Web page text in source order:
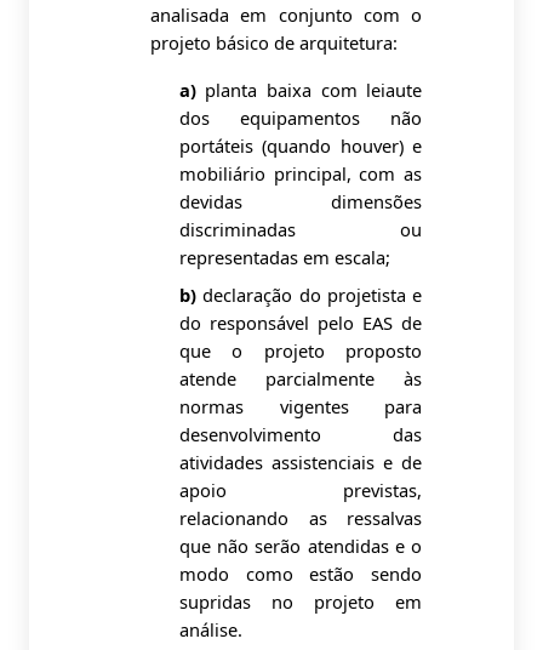
analisada em conjunto com o
projeto básico de arquitetura:
a)planta baixa com leiaute
dos equipamentos não
portáteis (quando houver) e
mobiliário principal, com as
devidas dimensões
discriminadas ou
representadas em escala;
b)declaração do projetista e
do responsável pelo EAS de
que o projeto proposto
atende parcialmente às
normas vigentes para
desenvolvimento das
atividades assistenciais e de
apoio previstas,
relacionando as ressalvas
que não serão atendidas e o
modo como estão sendo
supridas no projeto em
análise.